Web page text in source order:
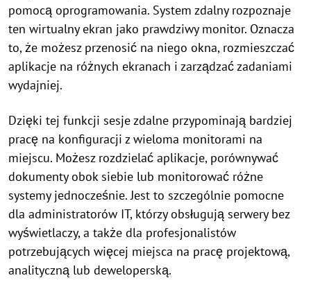
pomocą oprogramowania. System zdalny rozpoznaje
ten wirtualny ekran jako prawdziwy monitor. Oznacza
to, że możesz przenosić na niego okna, rozmieszczać
aplikacje na różnych ekranach i zarządzać zadaniami
wydajniej.
Dzięki tej funkcji sesje zdalne przypominają bardziej
pracę na konfiguracji z wieloma monitorami na
miejscu. Możesz rozdzielać aplikacje, porównywać
dokumenty obok siebie lub monitorować różne
systemy jednocześnie. Jest to szczególnie pomocne
dla administratorów IT, którzy obsługują serwery bez
wyświetlaczy, a także dla profesjonalistów
potrzebujących więcej miejsca na pracę projektową,
analityczną lub deweloperską.